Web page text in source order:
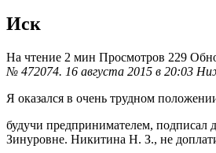
Иск
На чтение 2 мин Просмотров 229
№ 472074. 16 августа 2015 в 20:03
Я оказался в очень трудном
будучи предпринимателем, подписал
Зинуровне. Никитина Н. З., не